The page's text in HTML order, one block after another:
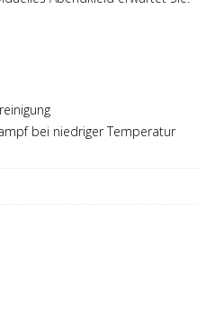
bei niedriger Temperatur